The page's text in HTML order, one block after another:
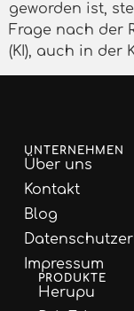
geworden ist,
Frage nach der
(KI), auch in der
UNTERNEHMEN
Über uns
Kontakt
Blog
Impressum
PRODUKTE
Herupu